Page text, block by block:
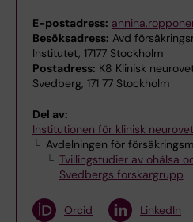
E-postadress:
Besöksadress: Avd
Institutet, 17177 Stockholm
Postadress: K8 Klinisk
Svedberg, 171 77 Stockholm
Del av:
Institutionen för klinisk
Avdelningen för
Tvillingstudier av ohälsa
Svedbergs forskargrupp
Orcid LinkedIn